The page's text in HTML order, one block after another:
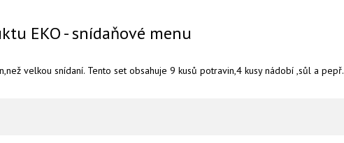
EKO - snídaňové menu
velkou snídaní. Tento set obsahuje 9 kusů potravin,4 kusy nádobí ,sůl a pepř.